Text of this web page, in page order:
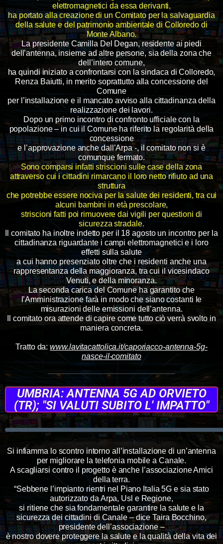
elettromagnetici da essa derivanti,
ha portato alla creazione di un Comitato per la salvaguardia
della salute e del patrimonio ambientale di Colloredo di
Monte Albano.
La presidente Camilla Del Degan, residente ai piedi
dell’antenna, insieme ad altre persone, sia della zona che
dell’intero comune,
ha quindi iniziato a confrontarsi con la sindaca di Colloredo,
Renza Baiutti, in merito soprattutto alla concessione del
Comune
per l’installazione e il mancato avviso alla cittadinanza della
realizzazione dei lavori.
Dopo un primo incontro di confronto ufficiale con la
popolazione – in cui il Comune ha riferito la regolarità della
concessione
e l’approvazione anche dall’Arpa -, il comitato non si è
comunque fermato.
Sono comparsi infatti striscioni sulle case della zona
attraverso cui i cittadini rimarcano il loro netto rifiuto ad una
struttura
che potrebbe essere nociva per la salute dei residenti, tra cui
alcuni bambini in età prescolare,
striscioni fatti poi rimuovere dai vigili per questioni di
sicurezza stradale.
Il comitato ha inoltre indetto per il 18 agosto un incontro per la
cittadinanza riguardante i campi elettromagnetici e i loro
effetti sulla salute
a cui hanno presenziato oltre che i residenti anche una
rappresentanza della maggioranza, tra cui il vicesindaco
Venuti, e della minoranza.
La seconda carica del Comune ha garantito che
l’Amministrazione farà in modo che siano costanti le
misurazioni delle emissioni dell’antenna.
Il comitato ora attende di capire come tutto ciò verrà svolto in
maniera concreta.
Tratto da:www.lavitacattolica.it/caporiacco-antenna-5g-
nasce-il-comitato
UMBRIA: ANTENNA 5G AD ORVIETO
(TR); "SI VALUTI SUBITO L' IMPATTO"
Si infiamma lo scontro intorno all’installazione di un’antenna
per migliorare la telefonia mobile a Canale.
A scagliarsi contro il progetto è anche l’associazione Amici
della terra.
“Sebbene l’impianto rientri nel Piano Italia 5G e sia stato
autorizzato da Arpa, Usl e Regione,
si ritiene che sia fondamentale garantire la salute e la
sicurezza dei cittadini di Canale – dice Taira Bocchino,
presidente dell’associazione –
è nostro dovere proteggere la salute e la qualità della vita dei